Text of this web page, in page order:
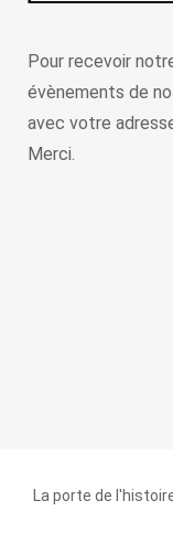
Pour recevoir
évènements de
avec votre
Merci.
La porte de